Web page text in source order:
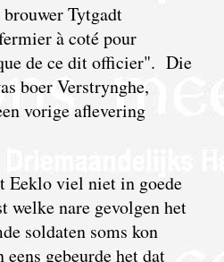
Tytgadt
à coté pour
de ce dit officier". Die
boer Verstrynghe,
vorige aflevering
Eeklo viel niet in goede
welke nare gevolgen het
soldaten soms kon
gebeurde het dat